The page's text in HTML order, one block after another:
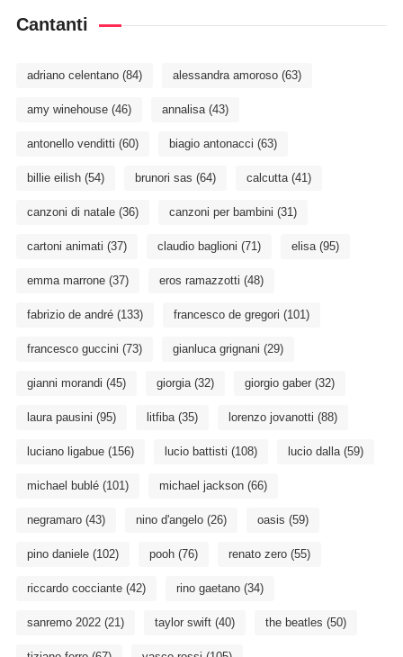
Cantanti
adriano celentano(84) alessandra amoroso(63)
amy winehouse(46) annalisa(43)
antonello venditti (60) biagio antonacci (63)
billie eilish(54) brunori sas (64) calcutta(41)
canzoni di natale(36) canzoni per bambini (31)
cartoni animati (37) claudio baglioni (71) elisa(95)
emma marrone(37) eros ramazzotti (48)
fabrizio de andré(133) francesco de gregori (101)
francesco guccini (73) gianluca grignani (29)
gianni morandi (45) giorgia(32) giorgio gaber(32)
laura pausini (95) litfiba(35) lorenzo jovanotti (88)
luciano ligabue(156) lucio battisti (108) lucio dalla(59)
michael bublé(101) michael jackson(66)
negramaro(43) nino d'angelo(26) oasis (59)
pino daniele(102) pooh(76) renato zero(55)
riccardo cocciante(42) rino gaetano(34)
sanremo 2022(21) taylor swift(40) the beatles (50)